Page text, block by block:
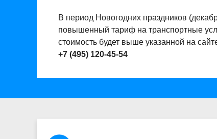
В период Новогодних праздников
повышенный тариф на транспортные
стоимость будет выше указанной на
+7 (495) 120-45-54